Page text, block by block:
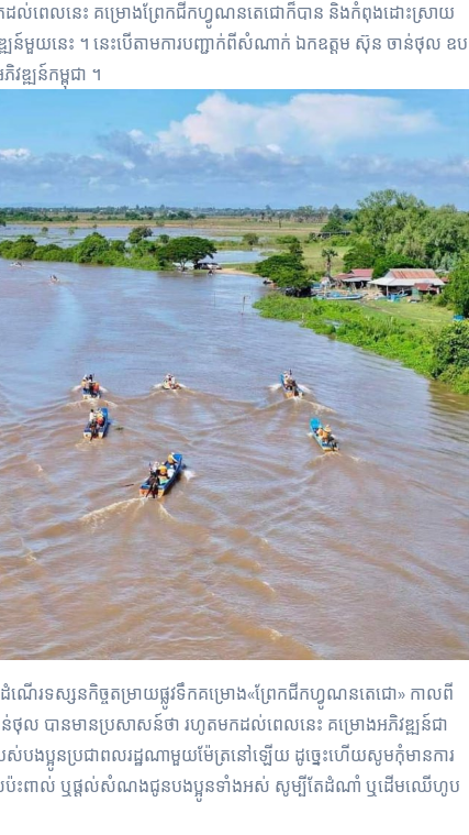
ពេលនេះ គម្រោងព្រែកជីកហ្វូណន​តេជោ​ក៏បាន និងកំពុង​ដោះស្រាយ​
ន៍មួយនេះ ។​ នេះបើតាមការបញ្ជាក់ពីសំណាក់ ឯកឧត្តម ​ស៊ុន ចាន់ថុល ឧប​
វឌ្ឍន៍​កម្ពុជា​ ។
ដំណើរទស្សនកិច្ចត​ម្រាយផ្លូ​វ​ទឹក​គម្រោ​ង«ព្រែ​ក​ជី​កហ្វូ​ណន​តេជោ​»​​ កាលពី
ថុល​ បានមានប្រសាសន៍ថា​ រហូត​មក​ដល់​ពេលនេះ គម្រោង​អភិវឌ្ឍន៍​ជា
ស់បងប្អូនប្រជាពលរដ្ឋ​ណាមួយ​ម៉ែត្រ​នៅឡើយ ដូច្នេះហើយ​សូមកុំមានការ​
ល​ប៉ះពាល់​ ឬផ្ដល់​សំណង​ជូន​បងប្អូន​ទាំងអស់ សូម្បីតែដំណាំ ឬដើមឈើហូប